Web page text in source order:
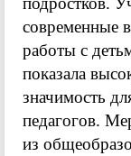
современные
работы с
показала
значимость
педагогов.
из